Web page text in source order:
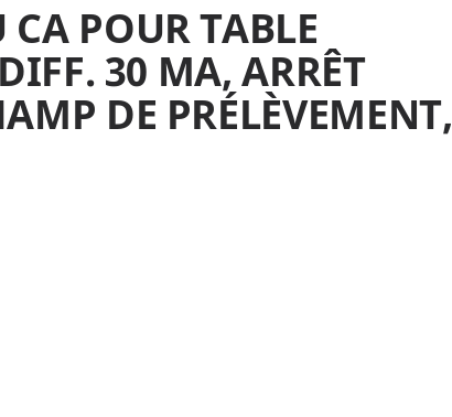
CA POUR TABLE
30 MA, ARRÊT
DE PRÉLÈVEMENT,